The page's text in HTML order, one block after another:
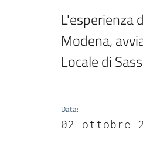
L'esperienza
Modena,
Locale di
Data:
02 ottobre